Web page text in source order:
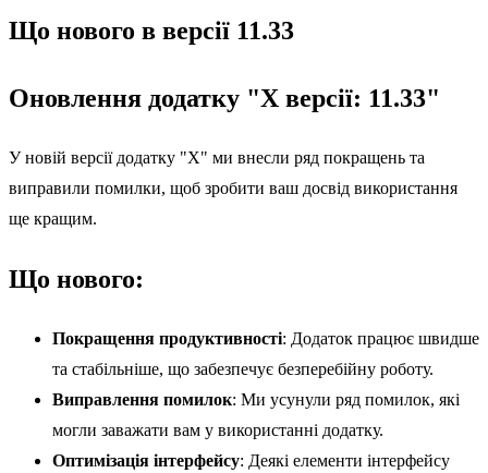
Що нового в версії 11.33
Оновлення додатку "X версії: 11.33"
У новій версії додатку "X" ми внесли ряд покращень та
виправили помилки, щоб зробити ваш досвід використання
ще кращим.
Що нового:
Покращення продуктивності: Додаток працює швидше
та стабільніше, що забезпечує безперебійну роботу.
Виправлення помилок: Ми усунули ряд помилок, які
могли заважати вам у використанні додатку.
Оптимізація інтерфейсу: Деякі елементи інтерфейсу